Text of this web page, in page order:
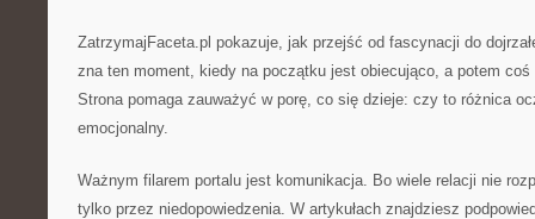
ZatrzymajFaceta.pl pokazuje, jak przejść od fascynacji do
zna ten moment, kiedy na początku jest obiecująco, a potem
Strona pomaga zauważyć w porę, co się dzieje: czy to różnica
emocjonalny.
Ważnym filarem portalu jest komunikacja. Bo wiele relacji nie
tylko przez niedopowiedzenia. W artykułach znajdziesz